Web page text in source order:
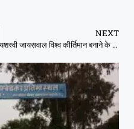
NEXT
यशस्वी जायसवाल विश्व कीर्तिमान बनाने के करीब, ऐसा करते ही विश्व क्रिकेट में मचा देंगे खलबली